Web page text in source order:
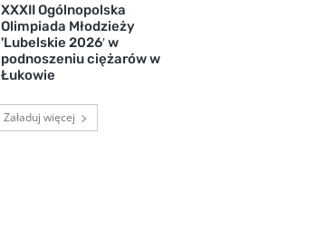
XXXII Ogólnopolska
Olimpiada Młodzieży
'Lubelskie 2026′ w
podnoszeniu ciężarów w
Łukowie
Załaduj więcej